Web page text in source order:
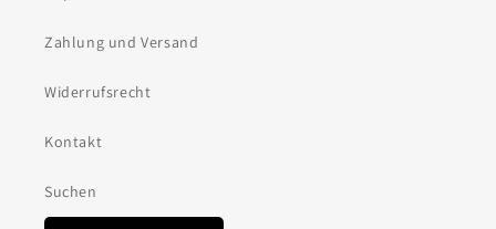
Zahlung und Versand
Widerrufsrecht
Kontakt
Suchen